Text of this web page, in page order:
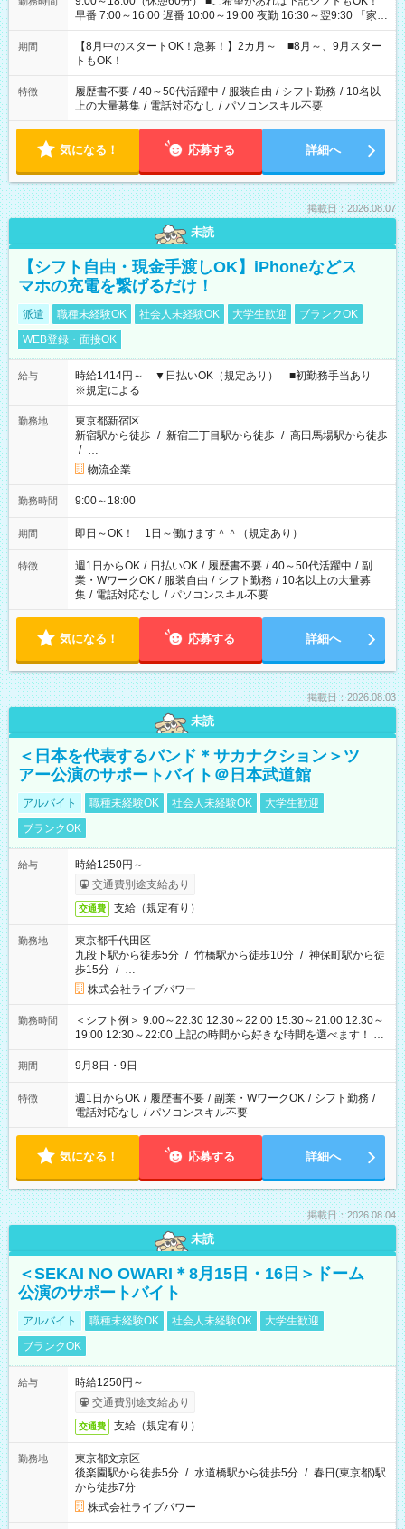
早番 7:00～16:00 遅番 10:00～19:00 夜勤 16:30～翌9:30 「家族
と休みを合わせたい」 「余裕を持って夕飯の準備がしたい」
「できれば残業はしたくない」 など、ご希望を教えてください
ね。 ※Wワーク希望の方へ 今ご覧のお仕事で希望する勤務時間
と、もう1つのお仕事の勤務時間。 合計で週40時間を超える場
合は応募できません。
期間
【8月中のスタートOK！急募！】2カ月～ ■8月～、9月スター
トもOK！
特徴 履歴書不要 / 40～50代活躍中 / 服装自由 / シフト勤務 / 10名以
上の大量募集 / 電話対応なし / パソコンスキル不要
気になる！ 応募する 詳細へ
掲載日：2026.08.07
未読
【シフト自由・現金手渡しOK】iPhoneなどス
マホの充電を繋げるだけ！
派遣 職種未経験OK 社会人未経験OK 大学生歓迎
ブランクOK
WEB登録・面接OK
給与
時給1414円～ ▼日払いOK（規定あり） ■初勤務手当あり
※規定による
勤務地
東京都新宿区
新宿駅から徒歩 / 新宿三丁目駅から徒歩 / 高田馬場駅から徒歩
/ …
物流企業
勤務時間 9:00～18:00
期間 即日～OK！ 1日～働けます＾＾（規定あり）
特徴 週1日からOK / 日払いOK / 履歴書不要 / 40～50代活躍中 / 副
業・WワークOK / 服装自由 / シフト勤務 / 10名以上の大量募
集 / 電話対応なし / パソコンスキル不要
気になる！ 応募する 詳細へ
掲載日：2026.08.03
未読
＜日本を代表するバンド＊サカナクション＞ツ
アー公演のサポートバイト＠日本武道館
アルバイト 職種未経験OK 社会人未経験OK
大学生歓迎
ブランクOK
給与
時給1250円～
交通費別途支給あり
交通費 支給（規定有り）
勤務地
東京都千代田区
九段下駅から徒歩5分 / 竹橋駅から徒歩10分 / 神保町駅から徒
歩15分 / …
株式会社ライブパワー
勤務時間
＜シフト例＞ 9:00～22:30 12:30～22:00 15:30～21:00 12:30～
19:00 12:30～22:00 上記の時間から好きな時間を選べます！ ※
時間は変更となる可能性があります
期間 9月8日・9日
特徴 週1日からOK / 履歴書不要 / 副業・WワークOK / シフト勤務 /
電話対応なし / パソコンスキル不要
気になる！ 応募する 詳細へ
掲載日：2026.08.04
未読
＜SEKAI NO OWARI＊8月15日・16日＞ドーム
公演のサポートバイト
アルバイト 職種未経験OK 社会人未経験OK
大学生歓迎
ブランクOK
給与
時給1250円～
交通費別途支給あり
交通費 支給（規定有り）
勤務地
東京都文京区
後楽園駅から徒歩5分 / 水道橋駅から徒歩5分 / 春日(東京都)駅
から徒歩7分
株式会社ライブパワー